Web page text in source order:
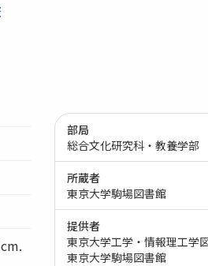
部局
総合文化研究科・教養学部
所蔵者
東京大学駒場図書館
提供者
東京大学工学・情報理工学
東京大学駒場図書館